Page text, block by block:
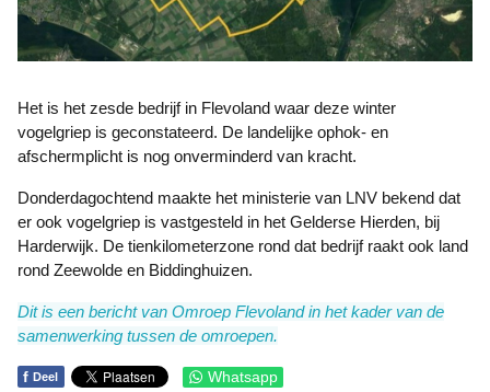
Het is het zesde bedrijf in Flevoland waar deze winter
vogelgriep is geconstateerd. De landelijke ophok- en
afschermplicht is nog onverminderd van kracht.
Donderdagochtend maakte het ministerie van LNV bekend dat
er ook vogelgriep is vastgesteld in het Gelderse Hierden, bij
Harderwijk. De tienkilometerzone rond dat bedrijf raakt ook land
rond Zeewolde en Biddinghuizen.
Dit is een bericht van Omroep Flevoland in het kader van de
samenwerking tussen de omroepen.
f Deel Whatsapp